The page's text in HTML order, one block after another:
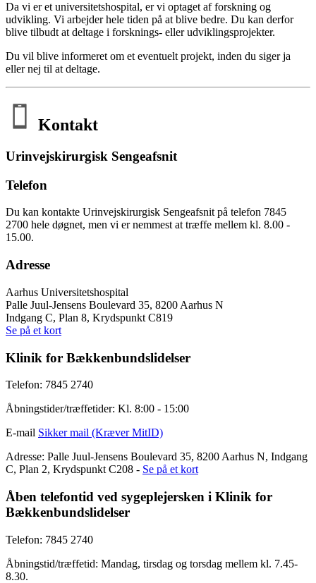
Da vi er et universitetshospital, er vi optaget af forskning og
udvikling. Vi arbejder hele tiden på at blive bedre. Du kan derfor
blive tilbudt at deltage i forsknings- eller udviklingsprojekter.
Du vil blive informeret om et eventuelt projekt, inden du siger ja
eller nej til at deltage.
Kontakt
Urinvejskirurgisk Sengeafsnit
Telefon
Du kan kontakte Urinvejskirurgisk Sengeafsnit på telefon 7845
2700 hele døgnet, men vi er nemmest at træffe mellem kl. 8.00 -
15.00.
Adresse
Aarhus Universitetshospital
Palle Juul-Jensens Boulevard 35, 8200 Aarhus N
Indgang C, Plan 8, Krydspunkt C819
Se på et kort
Klinik for Bækkenbundslidelser
Telefon: 7845 2740
Åbningstider/træffetider: Kl. 8:00 - 15:00
E-mail Sikker mail (Kræver MitID)
Adresse: Palle Juul-Jensens Boulevard 35, 8200 Aarhus N, Indgang
C, Plan 2, Krydspunkt C208 - Se på et kort
Åben telefontid ved sygeplejersken i Klinik for
Bækkenbundslidelser
Telefon: 7845 2740
Åbningstid/træffetid: Mandag, tirsdag og torsdag mellem kl. 7.45-
8.30.